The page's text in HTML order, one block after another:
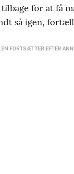
for at få
så igen,
FORTSÆTTER EFTER